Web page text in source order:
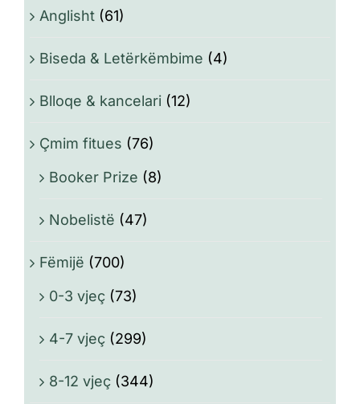
Anglisht (61)
Biseda & Letërkëmbime (4)
Blloqe & kancelari (12)
Çmim fitues (76)
Booker Prize (8)
Nobelistë (47)
Fëmijë (700)
0-3 vjeç (73)
4-7 vjeç (299)
8-12 vjeç (344)